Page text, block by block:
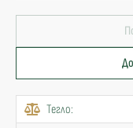
Тегло: